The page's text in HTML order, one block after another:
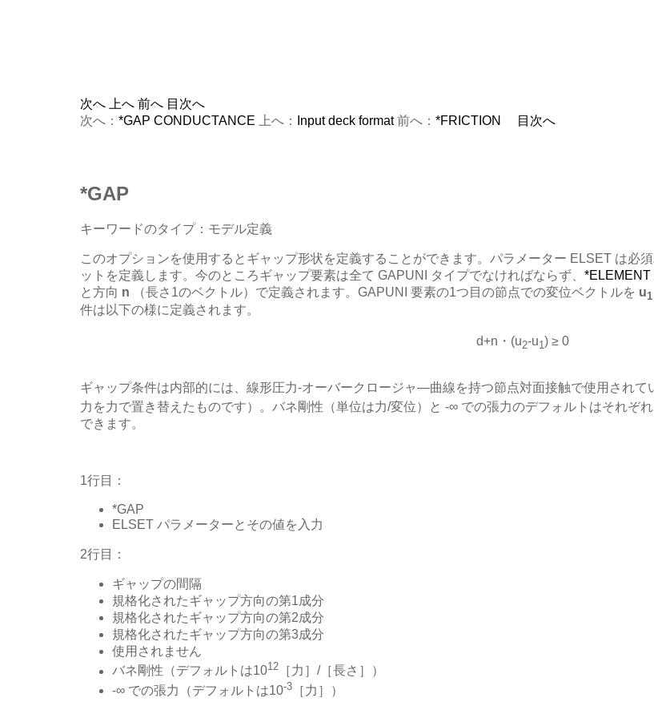
次へ 上へ 前へ 目次へ
次へ： *GAP CONDUCTANCE 上へ： Input deck format前へ： *FRICTION 目次へ
*GAP
キーワードのタイプ：モデル定義
このオプションを使用するとギャップ形状を定義することができます。パラメーター ELSET は必
ットを定義します。今のところギャップ要素は全て GAPUNI タイプでなければならず、 *ELEMENT
と方向 n （長さ1のベクトル）で定義されます。GAPUNI 要素の1つ目の節点での変位ベクトルを u1
件は以下の様に定義されます。
d+n・(u2-u1) ≥ 0
ギャップ条件は内部的には、線形圧力-オーバークロージャ―曲線を持つ節点対面接触で使用されて
力を力で置き替えたものです）。バネ剛性（単位は力/変位）と -∞ での張力のデフォルトはそれぞ
できます。
1行目：
*GAP
ELSET パラメーターとその値を入力
2行目：
ギャップの間隔
規格化されたギャップ方向の第1成分
規格化されたギャップ方向の第2成分
規格化されたギャップ方向の第3成分
使用されません
バネ剛性（デフォルトは1012 ［力］/［長さ］）
-∞ での張力（デフォルトは10-3 ［力］）